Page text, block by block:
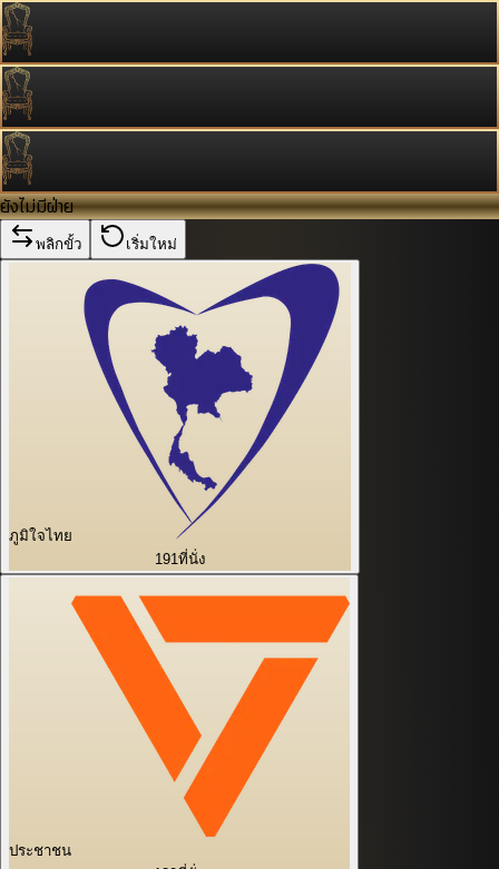
ยังไม่มีฝ่าย
พลิกขั้ว เริ่มใหม่
ภูมิใจไทย
191ที่นั่ง
ประชาชน